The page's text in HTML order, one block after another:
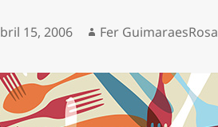
15, 2006 Autor
Fer GuimaraesRosa